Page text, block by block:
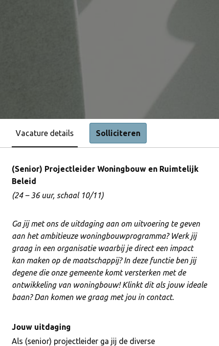
Vacature details Solliciteren
(Senior) Projectleider Woningbouw en Ruimtelijk
Beleid
(24 – 36 uur, schaal 10/11)
Ga jij met ons de uitdaging aan om uitvoering te geven
aan het ambitieuze woningbouwprogramma? Werk jij
graag in een organisatie waarbij je direct een impact
kan maken op de maatschappij? In deze functie ben jij
degene die onze gemeente komt versterken met de
ontwikkeling van woningbouw! Klinkt dit als jouw ideale
baan? Dan komen we graag met jou in contact.
Jouw uitdaging
Als (senior) projectleider ga jij de diverse